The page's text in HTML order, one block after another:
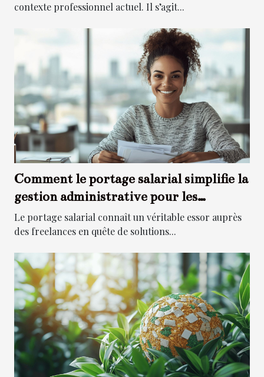
contexte professionnel actuel. Il s’agit...
Comment le portage salarial simplifie la
gestion administrative pour les
freelances
Le portage salarial connaît un véritable essor auprès
des freelances en quête de solutions...